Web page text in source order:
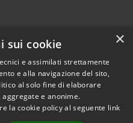
Copyright © 2026 • Comune di
Ospedaletto Euganeo •
×
sui cookie
e assimilati strettamente
e alla navigazione del sito,
al solo fine di elaborare
e anonime.
la cookie policy al seguente link